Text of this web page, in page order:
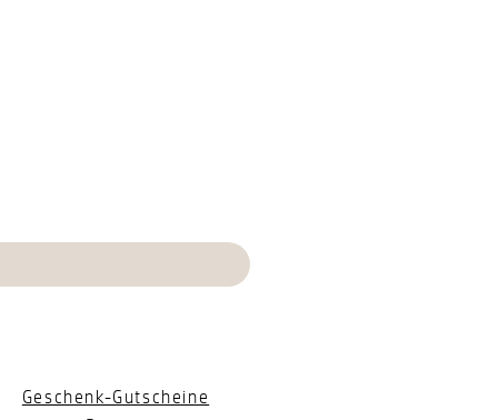
Geschenk-Gutscheine